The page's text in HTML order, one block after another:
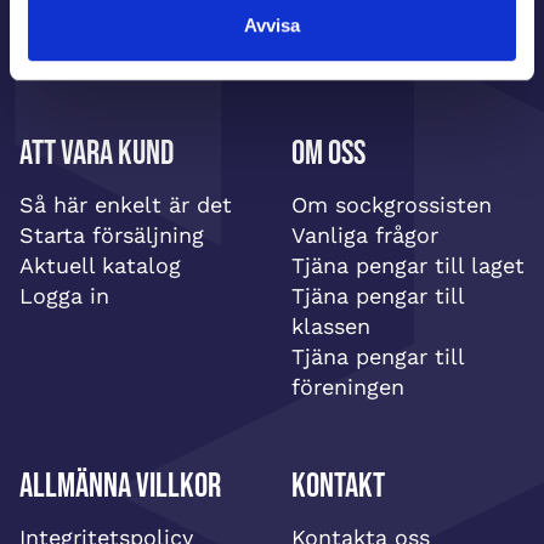
Avvisa
Att vara kund
Så här enkelt är det
Starta försäljning
Aktuell katalog
Logga in
Om oss
Om sockgrossisten
Vanliga frågor
Tjäna pengar till laget
Tjäna pengar till
klassen
Tjäna pengar till
föreningen
Allmänna villkor
Integritetspolicy
Kontakt
Kontakta oss